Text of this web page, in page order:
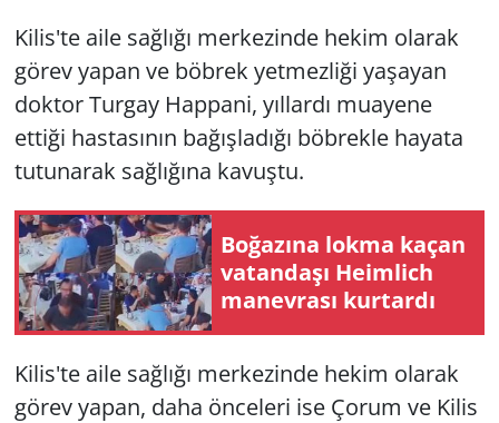
Kilis'te aile sağlığı merkezinde hekim olarak
görev yapan ve böbrek yetmezliği yaşayan
doktor Turgay Happani, yıllardı muayene
ettiği hastasının bağışladığı böbrekle hayata
tutunarak sağlığına kavuştu.
Boğazına lokma kaçan
vatandaşı Heimlich
manevrası kurtardı
Kilis'te aile sağlığı merkezinde hekim olarak
görev yapan, daha önceleri ise Çorum ve Kilis